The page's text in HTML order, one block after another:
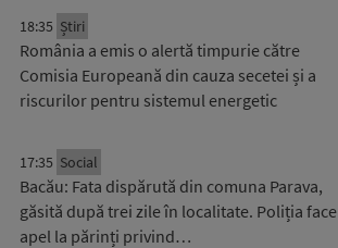
18:35 Știri
România a emis o alertă timpurie către
Comisia Europeană din cauza secetei și a
riscurilor pentru sistemul energetic
17:35 Social
Bacău: Fata dispărută din comuna Parava,
găsită după trei zile în localitate. Poliția face
apel la părinți privind…